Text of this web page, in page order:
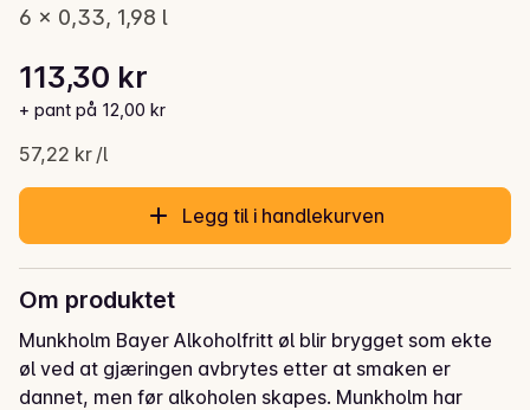
6 x 0,33, 1,98 l
Gjeldende pris er: 113,30 kr
113,30 kr
+ pant på 12,00 kr
57,22 kr /l
Stykkpris: 57,22 kr /l
Legg til i handlekurven
Om produktet
Munkholm Bayer Alkoholfritt øl blir brygget som ekte
øl ved at gjæringen avbrytes etter at smaken er
dannet, men før alkoholen skapes. Munkholm har